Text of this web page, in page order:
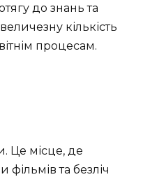
до знань та
кількість
процесам.
Це місце, де
та безліч